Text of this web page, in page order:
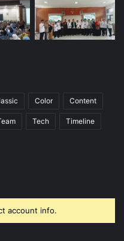
Color Content
Tech Timeline
account info.